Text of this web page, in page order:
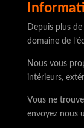
Depuis plus
domaine de
Nous vous
intérieurs,
Vous ne
envoyez nous